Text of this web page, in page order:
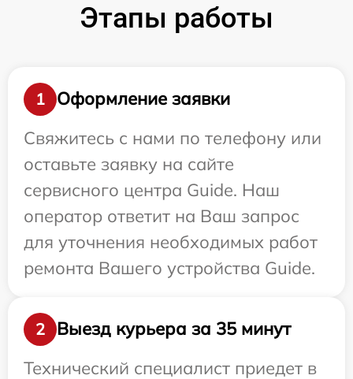
Этапы работы
1
Оформление заявки
Свяжитесь с нами по телефону или
оставьте заявку на сайте
сервисного центра Guide. Наш
оператор ответит на Ваш запрос
для уточнения необходимых работ
ремонта Вашего устройства Guide.
2
Выезд курьера за 35 минут
Технический специалист приедет в